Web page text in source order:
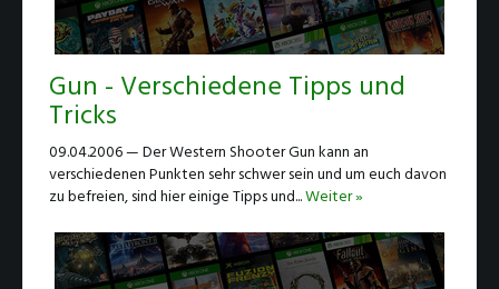
Gun - Verschiedene Tipps und
Tricks
09.04.2006 — Der Western Shooter Gun kann an
verschiedenen Punkten sehr schwer sein und um euch davon
zu befreien, sind hier einige Tipps und...Weiter »